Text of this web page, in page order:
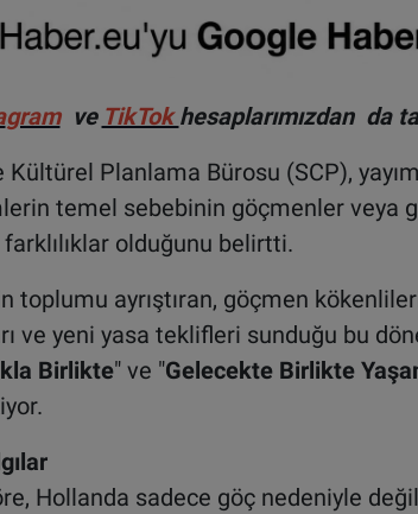
gram ve TikTokhesaplarımızdan da
Planlama Bürosu (SCP),
temel sebebinin göçmenler veya
olduğunu belirtti.
toplumu ayrıştıran, göçmen
ve yeni yasa teklifleri sunduğu bu
Birlikte" ve "Gelecekte Birlikte
Hollanda sadece göç nedeniyle